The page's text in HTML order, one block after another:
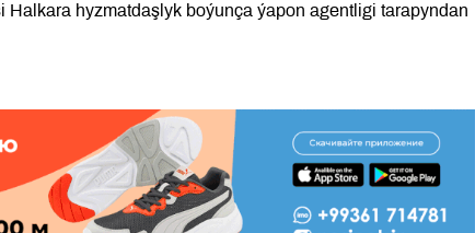
Halkara hyzmatdaşlyk boýunça ýapon agentligi tarapyndan